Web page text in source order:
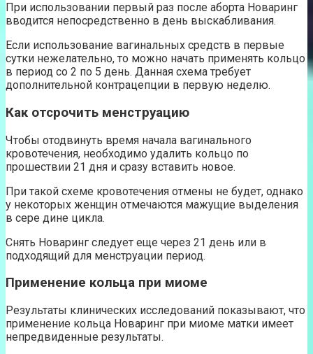
При использовании первый раз после аборта Новаринг
вводится непосредственно в день выскабливания.
Если использование вагинальных средств в первые
сутки нежелательно, то можно начать применять кольцо
в период со 2 по 5 день. Данная схема требует
дополнительной контрацепции в первую неделю.
Как отсрочить менструацию
Чтобы отодвинуть время начала вагинального
кровотечения, необходимо удалить кольцо по
прошествии 21 дня и сразу вставить новое.
При такой схеме кровотечения отмены не будет, однако
у некоторых женщин отмечаются мажущие выделения
в сере дине цикла.
Снять Новаринг следует еще через 21 день или в
подходящий для менструации период.
Применение кольца при миоме
Результаты клинических исследований показывают, что
применение кольца Новаринг при миоме матки имеет
непредвиденные результаты.